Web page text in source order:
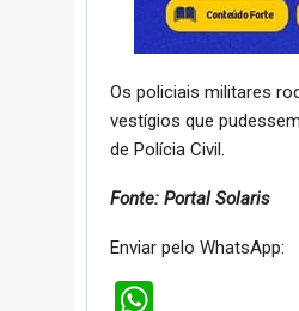
Os policiais militares
vestígios que
de Polícia Civil.
Fonte: Portal Solaris
Enviar pelo WhatsApp: